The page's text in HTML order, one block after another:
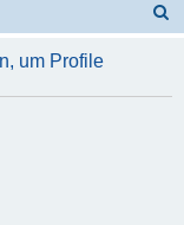
h
um Profile